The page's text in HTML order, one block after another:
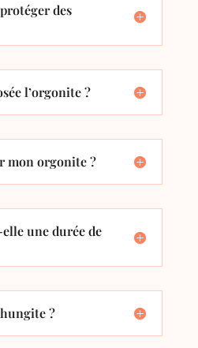
des
l’orgonite ?
mon orgonite ?
une durée de
?